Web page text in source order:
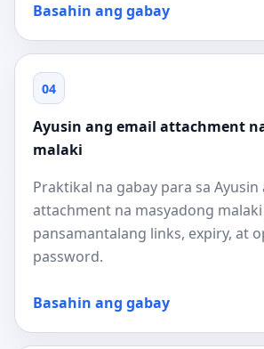
Basahin ang gabay
04
Ayusin ang email attachment
malaki
Praktikal na gabay para sa Ayusin
attachment na masyadong
pansamantalang links, expiry, at
password.
Basahin ang gabay